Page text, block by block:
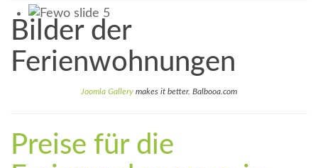
Bilder der
Ferienwohnungen
Joomla Gallery makes it better. Balbooa.com
Preise für die